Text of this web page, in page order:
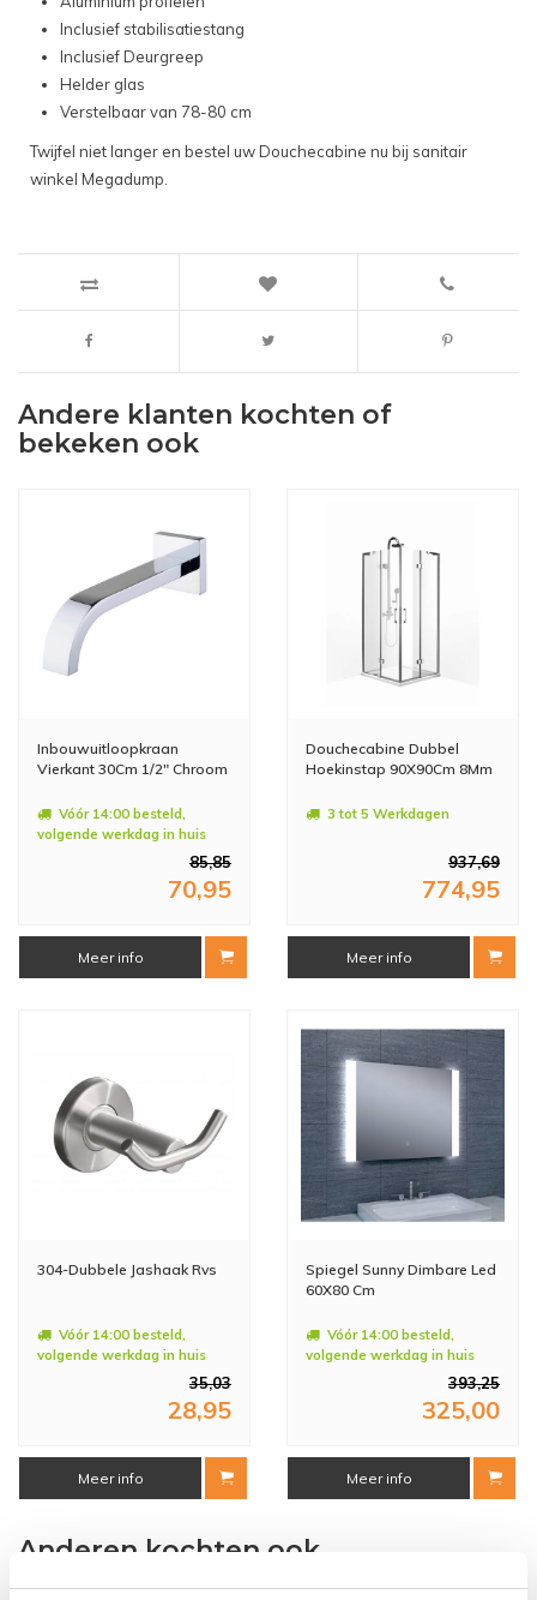
Inclusief stabilisatiestang
Inclusief Deurgreep
Helder glas
Verstelbaar van 78-80 cm
Twijfel niet langer en bestel uw Douchecabine nu bij sanitair
winkel Megadump.
Andere klanten kochten of
bekeken ook
Inbouwuitloopkraan
Vierkant 30Cm 1/2" Chroom
Vóór 14:00 besteld,
volgende werkdag in huis
85,85
70,95
Meer info
Douchecabine Dubbel
Hoekinstap 90X90Cm 8Mm
3 tot 5 Werkdagen
937,69
774,95
Meer info
304-Dubbele Jashaak Rvs
Vóór 14:00 besteld,
volgende werkdag in huis
35,03
28,95
Meer info
Spiegel Sunny Dimbare Led
60X80 Cm
Vóór 14:00 besteld,
volgende werkdag in huis
393,25
325,00
Meer info
Anderen kochten ook